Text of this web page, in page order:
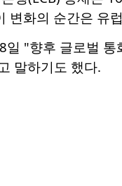
변화의 순간은 유
"향후 글로벌
말하기도 했다.